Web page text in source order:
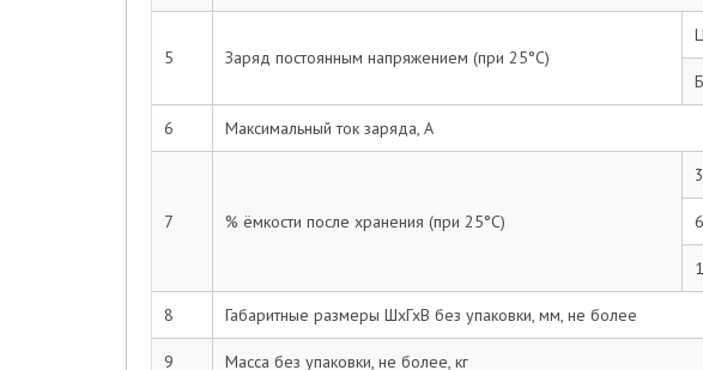
5 Заряд постоянным напряжением (при 25°С)
6 Максимальный ток заряда, А
7 % ёмкости после хранения (при 25°С)
8 Габаритные размеры ШхГхВ без упаковки, мм, не более
9 Масса без упаковки, не более, кг